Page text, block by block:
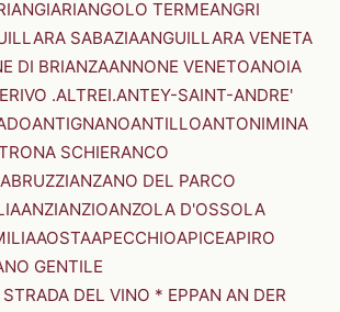
ANGIARIANGOLO TERMEANGRI
SABAZIAANGUILLARA VENETA
DI BRIANZAANNONE VENETOANOIA
.ALTREI.ANTEY-SAINT-ANDRE'
ANTIGNANOANTILLOANTONIMINA
SCHIERANCO
ANZANO DEL PARCO
ANZIANZIOANZOLA D'OSSOLA
AOSTAAPECCHIOAPICEAPIRO
GENTILE
DEL VINO * EPPAN AN DER